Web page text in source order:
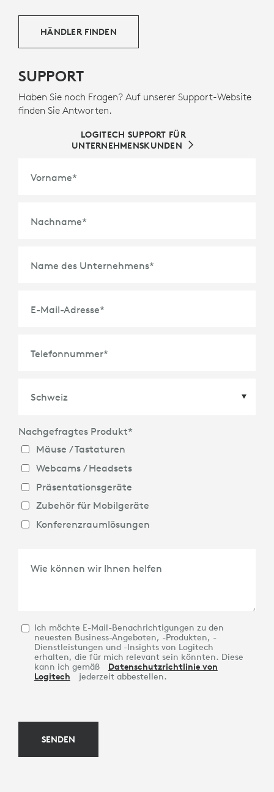
aus Unterhaltungselektronik gewonnenem altem
Kunststoff ein zweites Leben und trägt zugleich zur
HÄNDLER FINDEN
SUPPORT
Haben Sie noch Fragen? Auf unserer Support-Website
finden Sie Antworten.
LOGITECH SUPPORT FÜR
UNTERNEHMENSKUNDEN
Vorname*
Nachname*
Name des Unternehmens*
E-Mail-Adresse*
Telefonnummer*
Land*
Nachgefragtes Produkt*
Mäuse / Tastaturen
Webcams / Headsets
Präsentationsgeräte
Zubehör für Mobilgeräte
Konferenzraumlösungen
Wie können wir Ihnen helfen
Ich möchte E-Mail-Benachrichtigungen zu den
neuesten Business-Angeboten, -Produkten, -
Dienstleistungen und -Insights von Logitech
erhalten, die für mich relevant sein könnten. Diese
kann ich gemäß
Datenschutzrichtlinie von
Logitech
jederzeit abbestellen.
SENDEN